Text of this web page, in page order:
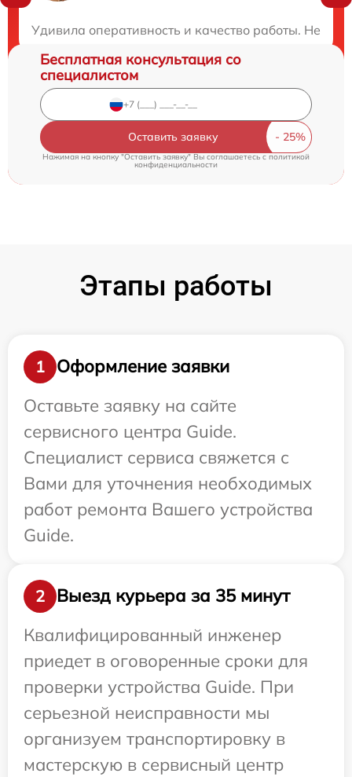
Удивила оперативность и качество работы. Не
Бесплатная консультация со
специалистом
Оставить заявку
Нажимая на кнопку "Оставить заявку" Вы соглашаетесь cполитикой
конфиденциальности
Этапы работы
1
Оформление заявки
Оставьте заявку на сайте
сервисного центра Guide.
Специалист сервиса свяжется с
Вами для уточнения необходимых
работ ремонта Вашего устройства
Guide.
2
Выезд курьера за 35 минут
Квалифицированный инженер
приедет в оговоренные сроки для
проверки устройства Guide. При
серьезной неисправности мы
организуем транспортировку в
мастерскую в сервисный центр